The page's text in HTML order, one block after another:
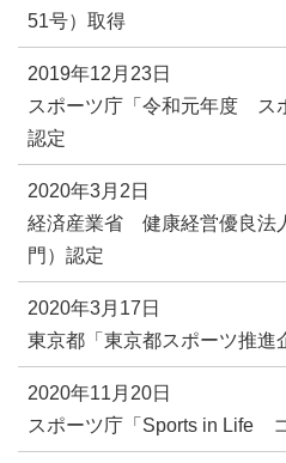
51号）取得
2019年12月23日
スポーツ庁「令和元年度 ス
認定
2020年3月2日
経済産業省 健康経営優良法
門）認定
2020年3月17日
東京都「東京都スポーツ推
2020年11月20日
スポーツ庁「Sports in Life